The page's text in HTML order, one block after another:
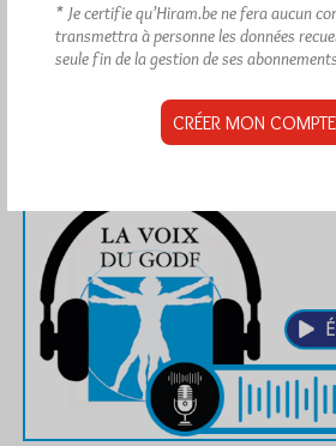
* Je certifie qu’Hiram.be ne fera aucun
transmettra à personne les données
seule fin de la gestion de ses
CRÉER MON COMPTE